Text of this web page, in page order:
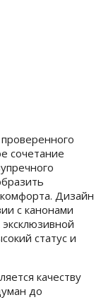
сочетание
Дизайн
с канонами
статус и
качеству
до